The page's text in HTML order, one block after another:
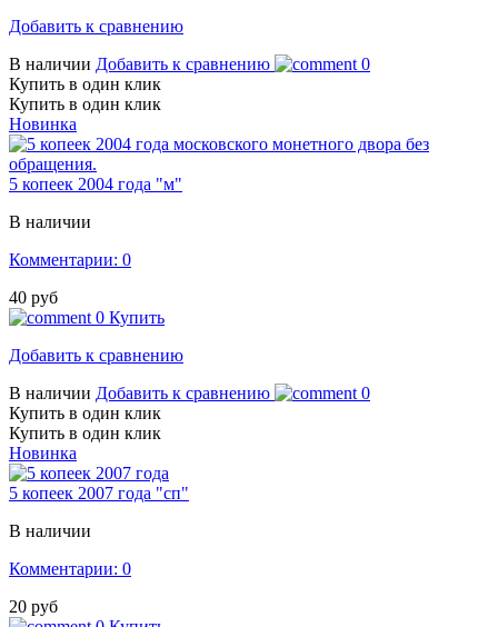
Добавить к сравнению
В наличии Добавить к сравнению
0
Купить в один клик
Купить в один клик
Новинка
5 копеек 2004 года "м"
В наличии
Комментарии: 0
40 руб
0 Купить
Добавить к сравнению
В наличии Добавить к сравнению
0
Купить в один клик
Купить в один клик
Новинка
5 копеек 2007 года "сп"
В наличии
Комментарии: 0
20 руб